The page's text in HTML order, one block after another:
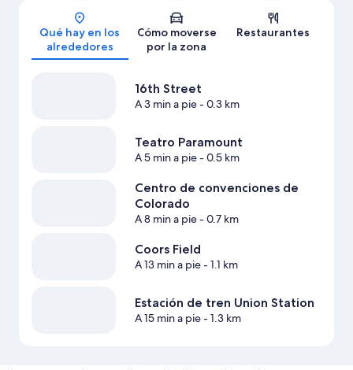
Mapa
Qué hay en los
alrededores
Cómo moverse
por la zona
Restaurantes
16th Street
A 3 min a pie- 0.3 km
Teatro Paramount
A 5 min a pie- 0.5 km
Centro de convenciones de
Colorado
A 8 min a pie- 0.7 km
Coors Field
A 13 min a pie- 1.1 km
Estación de tren Union Station
A 15 min a pie- 1.3 km